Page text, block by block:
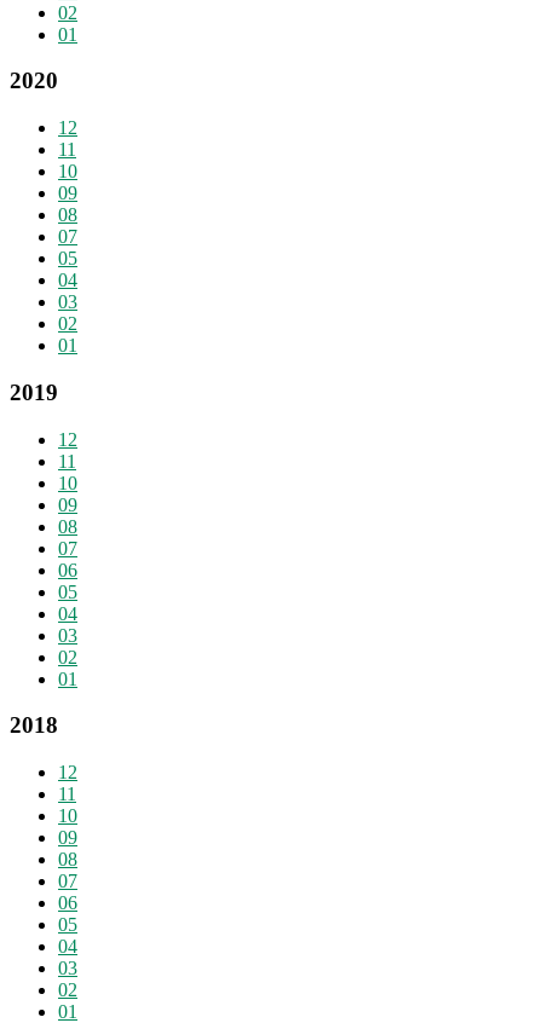
02
01
2020
12
11
10
09
08
07
05
04
03
02
01
2019
12
11
10
09
08
07
06
05
04
03
02
01
2018
12
11
10
09
08
07
06
05
04
03
02
01